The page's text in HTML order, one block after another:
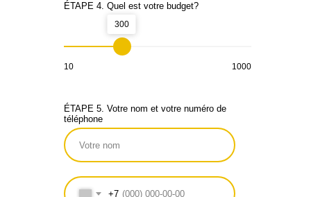
ÉTAPE 4. Quel est votre budget?
300
10 1000
ÉTAPE 5. Votre nom et votre numéro de
téléphone
+7